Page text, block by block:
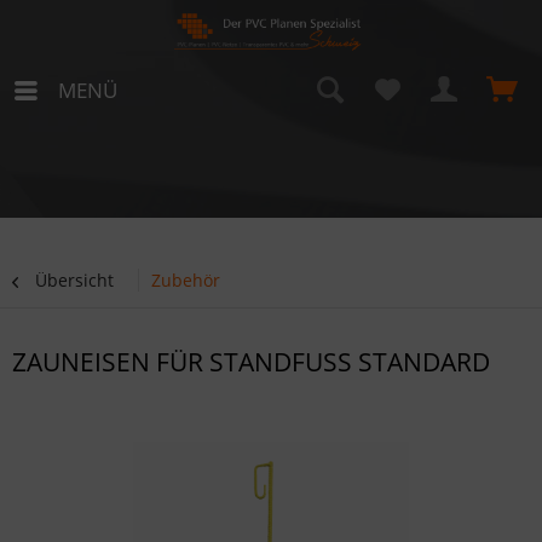
MENÜ
Übersicht Zubehör
ZAUNEISEN FÜR STANDFUSS STANDARD